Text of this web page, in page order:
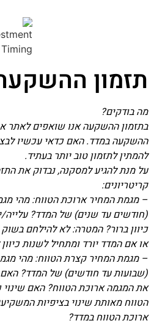
תזמון
מה בודקים?
בתזמון ההשקעה אנו שואפים לאתר
ההשקעה במדד. האם כדאי עכשיו
להמתין לתזמון טוב יותר בעתיד.
על מנת להגיע למסקנה, נבדוק את
קריטריונים:
– מגמת המחיר ארוכת הטווח: מהי
(חודשים עד שנים) של המדד?
כיוון ברור? המטרה: לא להילחם
או אם המדד יורד ומתחיל לשנות כיוון
– מגמת המחיר קצרת הטווח: מהי
(שבועות עד חודשים) של המדד?
את המגמה ארוכת הטווח? האם שינוי
הטווח מאותת שינוי בציפיות
ארוכת הטווח במדד?